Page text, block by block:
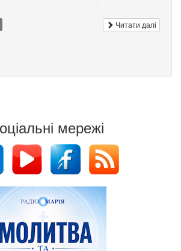
Читати далі
мережі